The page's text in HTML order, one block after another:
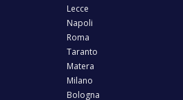
Lecce
Napoli
Roma
Taranto
Matera
Milano
Bologna